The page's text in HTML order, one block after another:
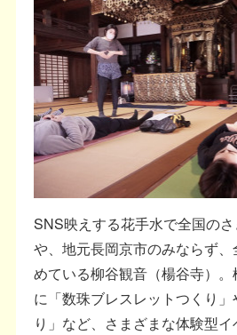
SNS映えする花手水で全国の
や、地元長岡京市のみならず
めている柳谷観音（楊谷寺）
に「数珠ブレスレットつくり」
り」など、さまざまな体験型